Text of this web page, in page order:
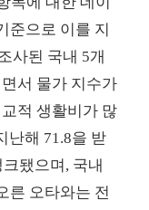
준으로 이를 지
사된 국내 5개
서 물가 지수가
적 생활비가 많
난해 71.8을 받
됐으며, 국내
른 오타와는 전